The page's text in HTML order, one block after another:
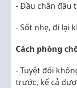
- Đầu chân đầu
- Sốt nhẹ, đi lại
Cách phòng
- Tuyệt đối
trước, kể cả